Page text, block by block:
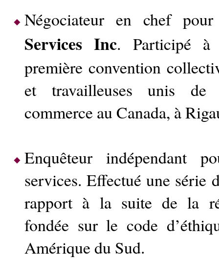
Négociateur en chef
Services Inc. Participé à
première convention
et travailleuses unis de
commerce au Canada, à
Enquêteur indépendant
services. Effectué une série
rapport à la suite de la
fondée sur le code
Amérique du Sud.